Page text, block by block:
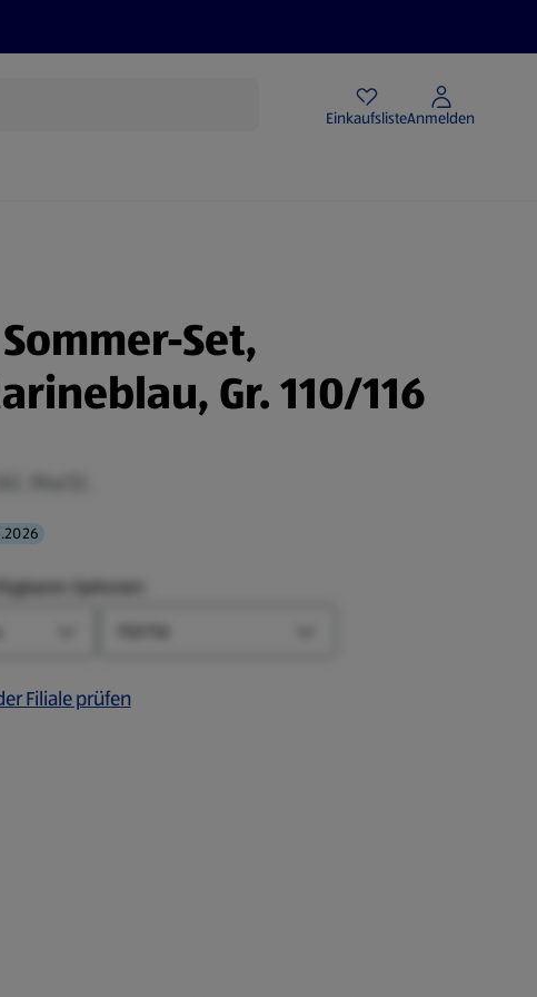
EinkaufslisteAnmelden
Set,
Gr. 110/116
Optionen:
Farbe-Optionen öffnen
Filiale prüfen